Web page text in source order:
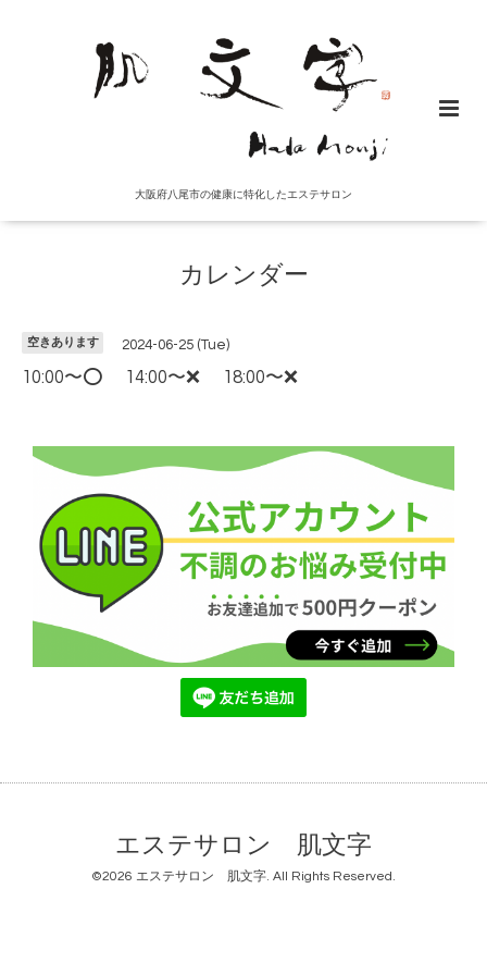
大阪府八尾市の健康に特化したエステサロン
カレンダー
空きあります 2024-06-25 (Tue)
10:00〜⭕️ 14:00〜❌ 18:00〜❌
エステサロン 肌文字
©2026 エステサロン 肌文字. All Rights Reserved.